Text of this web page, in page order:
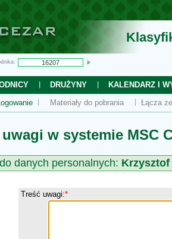
DRUŻYNY
KALENDARZ I
Materiały do pobrania Łącza
w systemie MSC
danych personalnych:
Treść uwagi:*